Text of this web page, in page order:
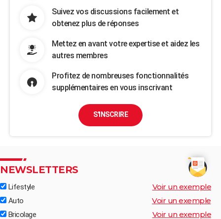
Suivez vos discussions facilement et
obtenez plus de réponses
Mettez en avant votre expertise et aidez les
autres membres
Profitez de nombreuses fonctionnalités
supplémentaires en vous inscrivant
S'INSCRIRE
NEWSLETTERS
Lifestyle Voir un exemple
Auto Voir un exemple
Bricolage Voir un exemple